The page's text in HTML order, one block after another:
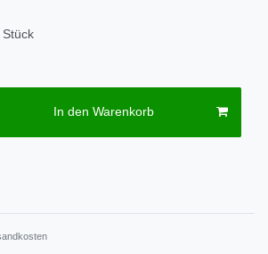
In den Warenkorb